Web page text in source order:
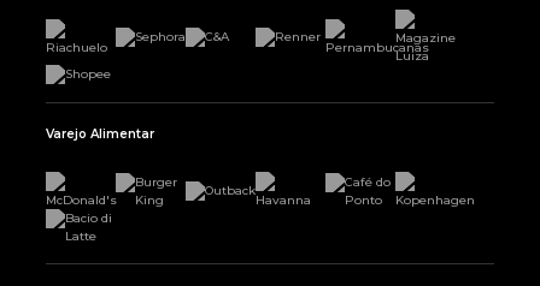
Varejo Alimentar